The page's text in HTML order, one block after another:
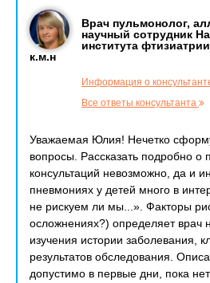
Врач пульмонолог,
научный сотрудник
института
к.м.н
Информация о
Все ответы консультанта
Уважаемая Юлия! Нечетко
вопросы. Рассказать подробно о
консультаций невозможно, да и
пневмониях у детей много в
не рискуем ли мы...». Факторы
осложнениях?) определяет врач
изучения истории заболевания,
результатов обследования.
допустимо в первые дни, пока нет